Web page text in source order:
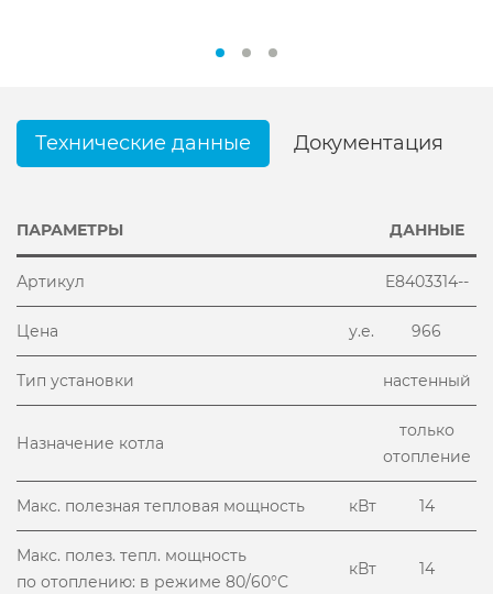
Технические данные Документация
ПАРАМЕТРЫ ДАННЫЕ
Артикул E8403314--
Цена у.е. 966
Тип установки настенный
Назначение котла
только
отопление
Макс. полезная тепловая мощность кВт 14
Макс. полез. тепл. мощность
по отоплению: в режиме 80/60°С
кВт 14